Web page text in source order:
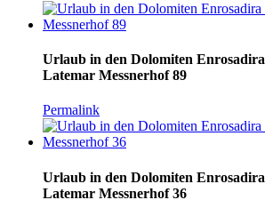
Urlaub in den Dolomiten
Latemar Messnerhof 89
Permalink
Urlaub in den Dolomiten
Latemar Messnerhof 36